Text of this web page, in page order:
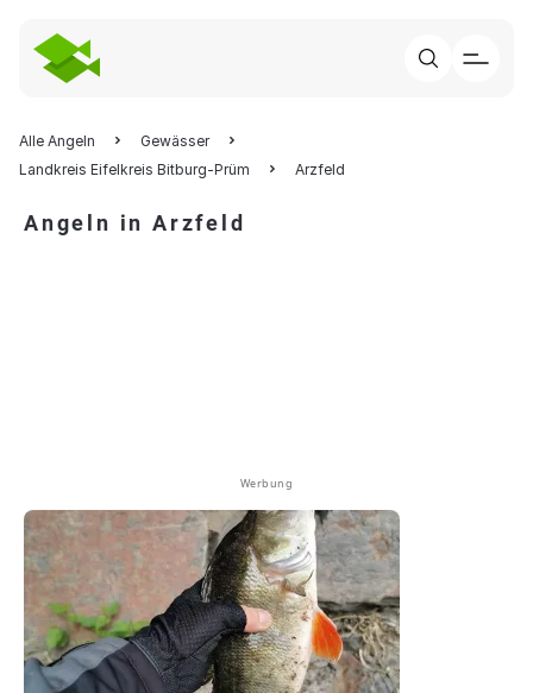
Alle Angeln
Gewässer
Landkreis Eifelkreis Bitburg-Prüm
Arzfeld
Angeln in Arzfeld
Werbung